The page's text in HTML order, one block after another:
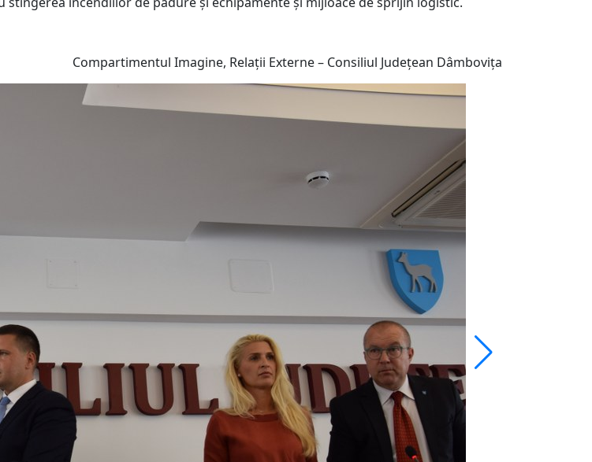
Compartimentul Imagine, Relații Externe – Consiliul Județean Dâmbovița